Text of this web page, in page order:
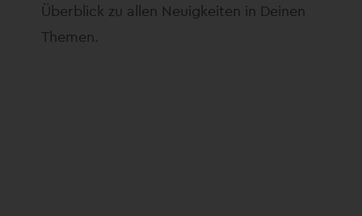
Überblick zu allen Neuigkeiten in Deinen
Themen.